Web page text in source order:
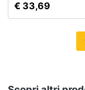
€ 33,69